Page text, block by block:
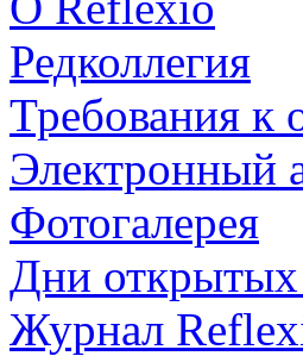
Редколлегия
Требования к
Электронный
Фотогалерея
Дни открытых
Журнал